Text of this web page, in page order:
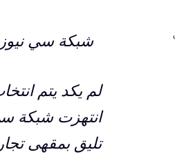
شبكة سي
لم يكد يتم
انتهزت شبكة
تليق بمقهى